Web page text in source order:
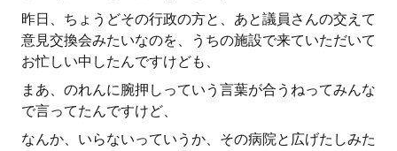
昨日、ちょうどその行政の方と、あと議員さんの交えて
意見交換会みたいなのを、うちの施設で来ていただいて
お忙しい中したんですけども、
まあ、のれんに腕押しっていう言葉が合うねってみんな
で言ってたんですけど、
なんか、いらないっていうか、その病院と広げたしみた